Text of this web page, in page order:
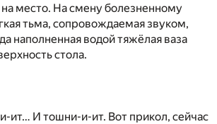
место. На смену болезненному
тьма, сопровождаемая звуком,
наполненная водой тяжёлая ваза
стола.
ит… И тошни-и-ит. Вот прикол, сейчас